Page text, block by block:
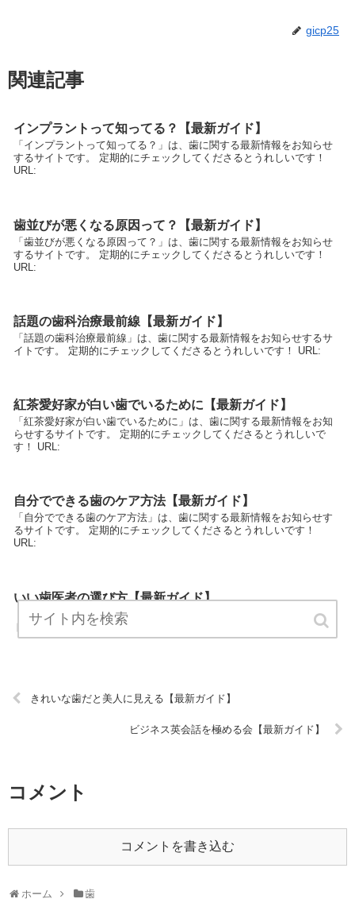
gicp25
関連記事
インプラントって知ってる？【最新ガイド】
「インプラントって知ってる？」は、歯に関する最新情報をお知らせ
するサイトです。 定期的にチェックしてくださるとうれしいです！
URL:
歯並びが悪くなる原因って？【最新ガイド】
「歯並びが悪くなる原因って？」は、歯に関する最新情報をお知らせ
するサイトです。 定期的にチェックしてくださるとうれしいです！
URL:
話題の歯科治療最前線【最新ガイド】
「話題の歯科治療最前線」は、歯に関する最新情報をお知らせするサ
イトです。 定期的にチェックしてくださるとうれしいです！ URL:
紅茶愛好家が白い歯でいるために【最新ガイド】
「紅茶愛好家が白い歯でいるために」は、歯に関する最新情報をお知
らせするサイトです。 定期的にチェックしてくださるとうれしいで
す！ URL:
自分でできる歯のケア方法【最新ガイド】
「自分でできる歯のケア方法」は、歯に関する最新情報をお知らせす
るサイトです。 定期的にチェックしてくださるとうれしいです！
URL:
いい歯医者の選び方【最新ガイド】
「いい歯医者の選び方」は、歯に関する最新情報をお知らせするサイ
トです。 定期的にチェックしてくださるとうれしいです！ URL:
きれいな歯だと美人に見える【最新ガイド】
ビジネス英会話を極める会【最新ガイド】
コメント
コメントを書き込む
ホーム 歯